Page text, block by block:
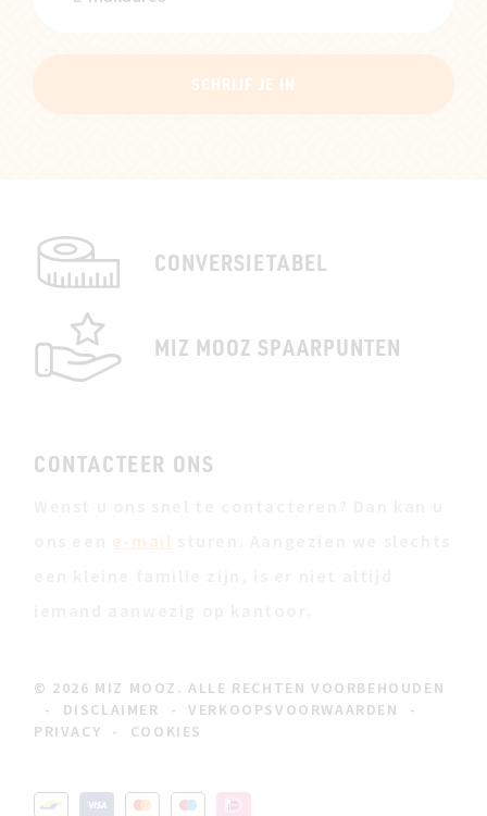
SCHRIJF JE IN
CONVERSIETABEL
MIZ MOOZ SPAARPUNTEN
CONTACTEER ONS
e-mail
© 2026 MIZ MOOZ. ALLE RECHTEN VOORBEHOUDEN
-
DISCLAIMER - VERKOOPSVOORWAARDEN
-
PRIVACY - COOKIES